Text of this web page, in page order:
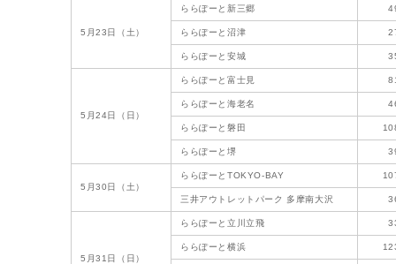
5月23日（土）
ららぽーと新三郷
ららぽーと沼津
ららぽーと安城
5月24日（日）
ららぽーと富士見
ららぽーと海老名
ららぽーと磐田
ららぽーと堺
5月30日（土）
ららぽーとTOKYO-BAY
三井アウトレットパーク 多摩南大沢
5月31日（日）
ららぽーと立川立飛
ららぽーと横浜